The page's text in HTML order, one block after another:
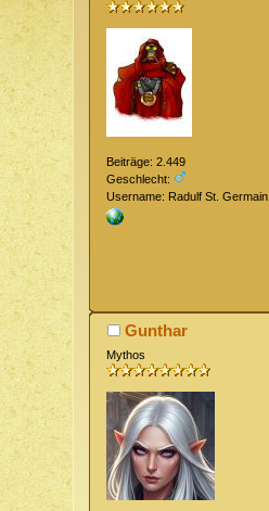
Beiträge: 2.449
Geschlecht:
Username: Radulf St. Germain
Gunthar
Mythos